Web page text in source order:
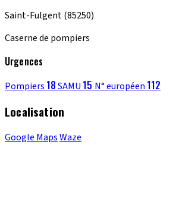
Saint-Fulgent(85250)
Caserne de pompiers
Urgences
Pompiers 18SAMU 15 N° européen 112
Localisation
Google MapsWaze